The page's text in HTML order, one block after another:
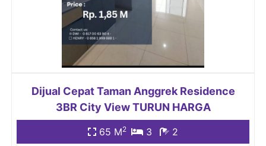
Dijual Cepat Taman Anggrek Residence
3BR City View TURUN HARGA
65 M2 3 2